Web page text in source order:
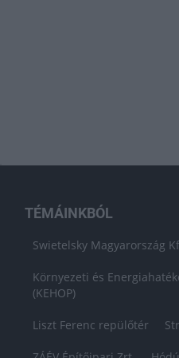
TÉMÁINKBÓL
Swietelsky Magyarország
Környezeti és
(KEHOP)
Liszt Ferenc repülőtér